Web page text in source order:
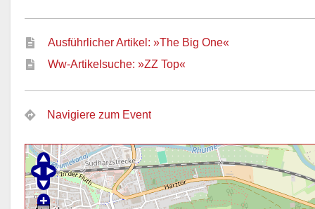
Ausführlicher Artikel: »The Big One«
Ww-Artikelsuche: »ZZ Top«
Navigiere zum Event